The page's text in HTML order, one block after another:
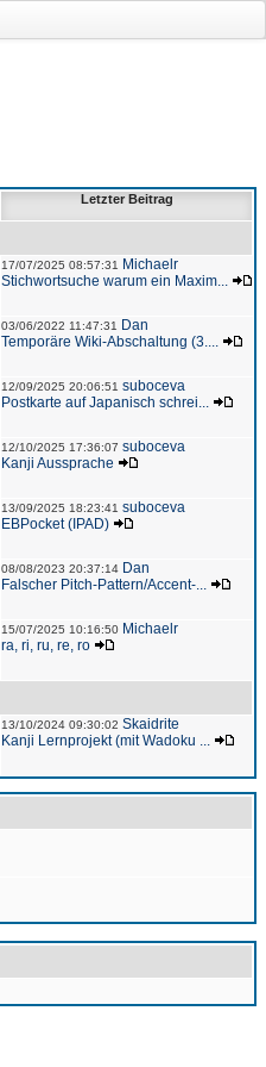
Letzter Beitrag
17/07/2025 08:57:31
Michaelr
Stichwortsuche warum ein Maxim...
03/06/2022 11:47:31
Dan
Temporäre Wiki-Abschaltung (3....
12/09/2025 20:06:51 suboceva
Postkarte auf Japanisch schrei...
12/10/2025 17:36:07 suboceva
Kanji Aussprache
13/09/2025 18:23:41 suboceva
EBPocket (IPAD)
08/08/2023 20:37:14 Dan
Falscher Pitch-Pattern/Accent-...
15/07/2025 10:16:50 Michaelr
ra, ri, ru, re, ro
13/10/2024 09:30:02 Skaidrite
Kanji Lernprojekt (mit Wadoku ...